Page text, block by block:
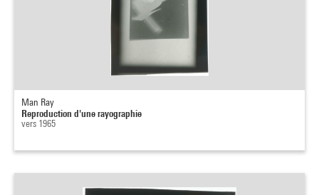
Man Ray
Reproduction d'une rayographie
vers 1965